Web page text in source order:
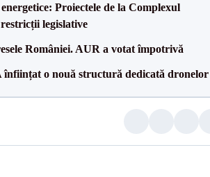
Proiectele de la Complexul
legislative
României. AUR a votat împotrivă
o nouă structură dedicată dronelor